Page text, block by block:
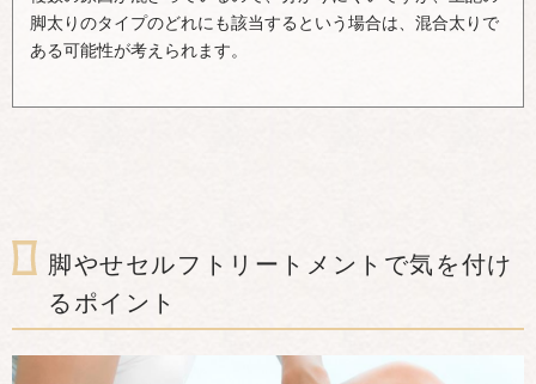
脚太りのタイプのどれにも該当するという場合は、混合太りで
ある可能性が考えられます。
脚やせセルフトリートメントで気を付け
るポイント